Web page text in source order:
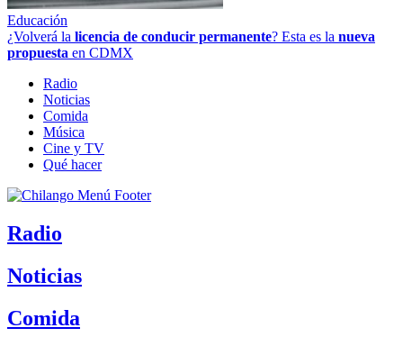
Educación
¿Volverá la licencia de conducir permanente? Esta es la nueva
propuesta en CDMX
Radio
Noticias
Comida
Música
Cine y TV
Qué hacer
Radio
Noticias
Comida